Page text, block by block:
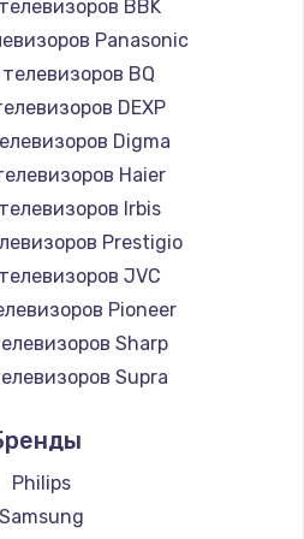
NFC
руб.
контроллера
руб.
руб.
Заказать
BBK
Panasonic
BQ
DEXP
Digma
Haier
Irbis
Prestigio
JVC
Pioneer
Sharp
Supra
Hisense
Daewoo
Centek
Philips
Samsung